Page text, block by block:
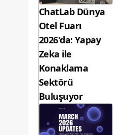
ChatLab Dünya
Otel Fuarı
2026'da: Yapay
Zeka ile
Konaklama
Sektörü
Buluşuyor